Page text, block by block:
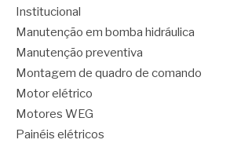
Institucional
Manutenção em bomba hidráulica
Manutenção preventiva
Montagem de quadro de comando
Motor elétrico
Motores WEG
Painéis elétricos